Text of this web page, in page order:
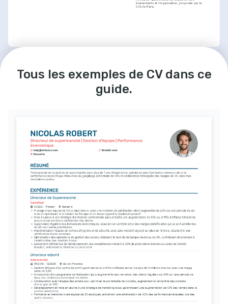
événements et l'organisation, proposée par la
CCI de Paris.
Volontaire pour l'organisation d'événements
Les Restos du Cœur
Organisation d'événements de collecte de fonds, impliquant la
gestion de la logistique et le soutien aux bénévoles.
Aider à la coordination de collectes de fonds régulières,
Institut Paul Bocuse
01/2021 - 01/2023 Écully, France
LANGUES
Français
Culinaire
Passionné par la gastronomie et les
d'événements et la création
d'expériences mémorables pour les
Tous les exemples de CV dans ce
guide.